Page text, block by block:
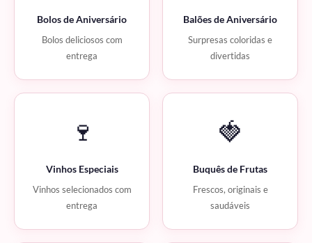
Bolos de Aniversário
Bolos deliciosos com
entrega
Balões de Aniversário
Surpresas coloridas e
divertidas
🍷
Vinhos Especiais
Vinhos selecionados com
entrega
🍓
Buquês de Frutas
Frescos, originais e
saudáveis